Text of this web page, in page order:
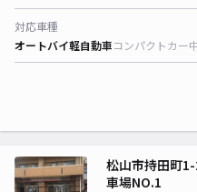
対応車種
オートバイ軽自動車コンパクトカー
松山市持田町
車場NO.1